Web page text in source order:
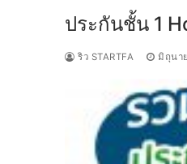
ประกันชั้น 1
ริว STARTFA มิถุนา